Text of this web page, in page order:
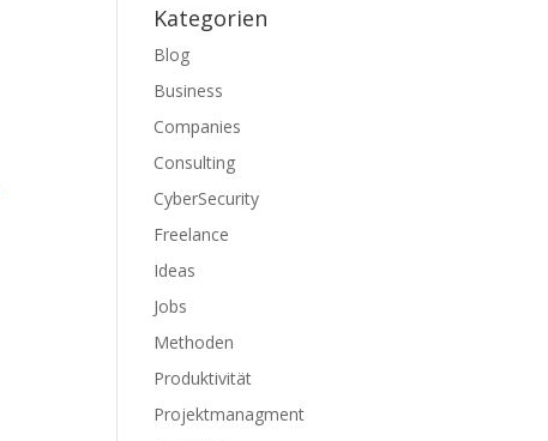
Kategorien
Blog
Business
Companies
Consulting
CyberSecurity
Freelance
Ideas
Jobs
Methoden
Produktivität
Projektmanagment